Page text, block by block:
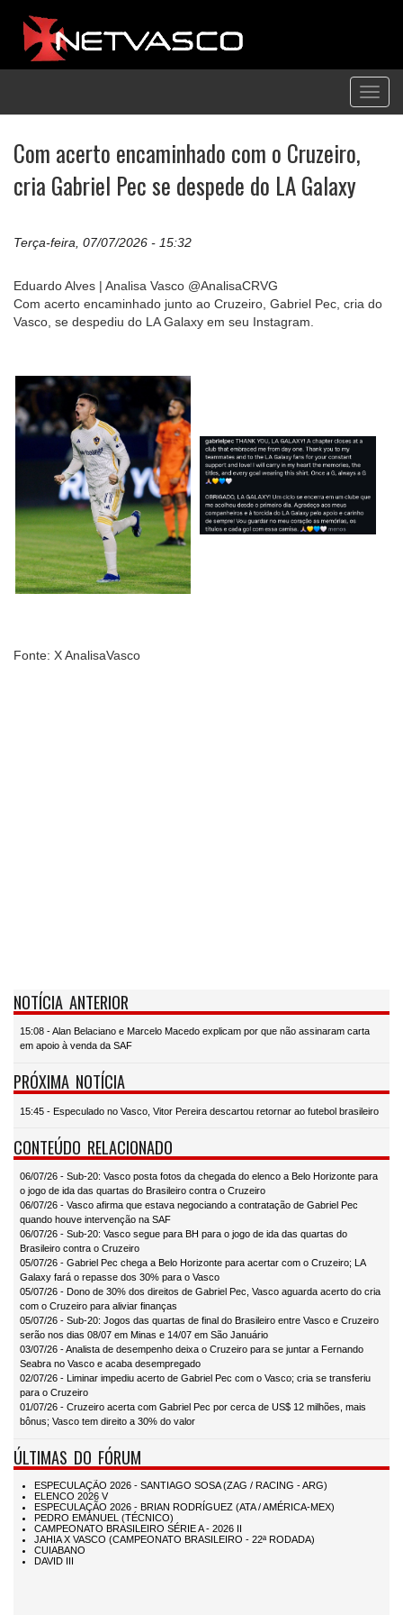
Com acerto encaminhado com o Cruzeiro,
cria Gabriel Pec se despede do LA Galaxy
Terça-feira, 07/07/2026 - 15:32
Eduardo Alves | Analisa Vasco @AnalisaCRVG
Com acerto encaminhado junto ao Cruzeiro, Gabriel Pec, cria do
Vasco, se despediu do LA Galaxy em seu Instagram.
Fonte: X AnalisaVasco
NOTÍCIA ANTERIOR
15:08 - Alan Belaciano e Marcelo Macedo explicam por que não assinaram carta
em apoio à venda da SAF
PRÓXIMA NOTÍCIA
15:45 - Especulado no Vasco, Vitor Pereira descartou retornar ao futebol brasileiro
CONTEÚDO RELACIONADO
06/07/26 - Sub-20: Vasco posta fotos da chegada do elenco a Belo Horizonte para
o jogo de ida das quartas do Brasileiro contra o Cruzeiro
06/07/26 - Vasco afirma que estava negociando a contratação de Gabriel Pec
quando houve intervenção na SAF
06/07/26 - Sub-20: Vasco segue para BH para o jogo de ida das quartas do
Brasileiro contra o Cruzeiro
05/07/26 - Gabriel Pec chega a Belo Horizonte para acertar com o Cruzeiro; LA
Galaxy fará o repasse dos 30% para o Vasco
05/07/26 - Dono de 30% dos direitos de Gabriel Pec, Vasco aguarda acerto do cria
com o Cruzeiro para aliviar finanças
05/07/26 - Sub-20: Jogos das quartas de final do Brasileiro entre Vasco e Cruzeiro
serão nos dias 08/07 em Minas e 14/07 em São Januário
03/07/26 - Analista de desempenho deixa o Cruzeiro para se juntar a Fernando
Seabra no Vasco e acaba desempregado
02/07/26 - Liminar impediu acerto de Gabriel Pec com o Vasco; cria se transferiu
para o Cruzeiro
01/07/26 - Cruzeiro acerta com Gabriel Pec por cerca de US$ 12 milhões, mais
bônus; Vasco tem direito a 30% do valor
ÚLTIMAS DO FÓRUM